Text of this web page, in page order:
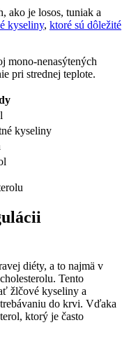
ako je losos, tuniak a
kyseliny, ktoré sú dôležité
nenasýtených
pri strednej teplote.
kyseliny
diéty, a to najmä v
Tento
žlčové kyseliny a
do krvi. Vďaka
ktorý je často